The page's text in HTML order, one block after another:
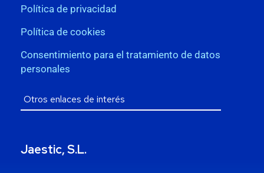
Política de privacidad
Política de cookies
Consentimiento para el tratamiento de datos
personales
Jaestic, S.L.